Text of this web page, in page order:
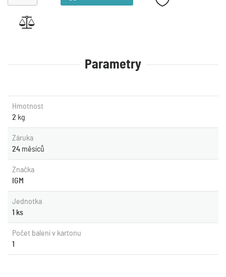
Parametry
Hmotnost
2 kg
Záruka
24 měsíců
Značka
IGM
Jednotka
1 ks
Počet balení v kartonu
1